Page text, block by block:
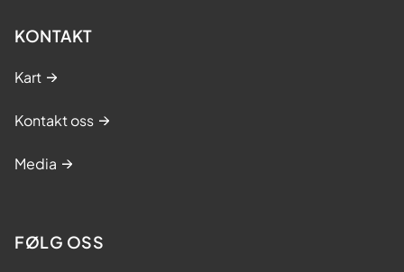
KONTAKT
Kart
Kontakt oss
Media
FØLG OSS